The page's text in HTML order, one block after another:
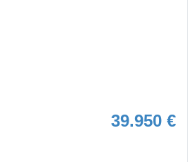
39.950 €